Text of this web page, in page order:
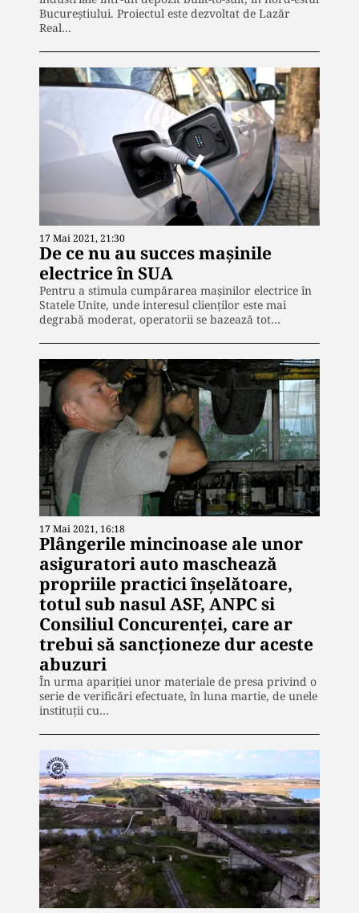
Bucureștiului. Proiectul este dezvoltat de Lazăr
Real…
17 Mai 2021, 21:30
De ce nu au succes mașinile
electrice în SUA
Pentru a stimula cumpărarea mașinilor electrice în
Statele Unite, unde interesul clienților este mai
degrabă moderat, operatorii se bazează tot…
17 Mai 2021, 16:18
Plângerile mincinoase ale unor
asiguratori auto maschează
propriile practici înșelătoare,
totul sub nasul ASF, ANPC si
Consiliul Concurenței, care ar
trebui să sancționeze dur aceste
abuzuri
În urma apariției unor materiale de presa privind o
serie de verificări efectuate, în luna martie, de unele
instituții cu…